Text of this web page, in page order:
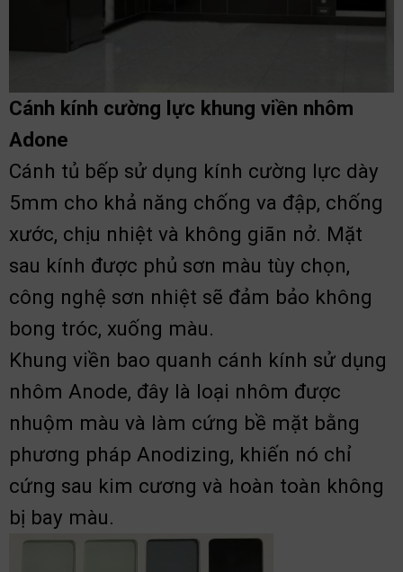
Cánh kính cường lực khung viền nhôm
Adone
Cánh tủ bếp sử dụng kính cường lực dày
5mm cho khả năng chống va đập, chống
xước, chịu nhiệt và không giãn nở. Mặt
sau kính được phủ sơn màu tùy chọn,
công nghệ sơn nhiệt sẽ đảm bảo không
bong tróc, xuống màu.
Khung viền bao quanh cánh kính sử dụng
nhôm Anode, đây là loại nhôm được
nhuộm màu và làm cứng bề mặt bằng
phương pháp Anodizing, khiến nó chỉ
cứng sau kim cương và hoàn toàn không
bị bay màu.